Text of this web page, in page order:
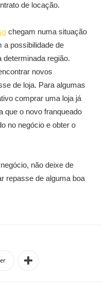
de locação.
chegam numa situação
a possibilidade de
determinada região.
novos
de loja. Para algumas
comprar uma loja já
que o novo franqueado
no negócio e obter o
não deixe de
repasse de alguma boa